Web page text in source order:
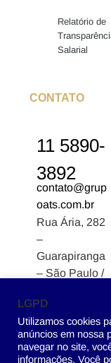
Relatório de
Salarial
CONTATO
11 5890-
3892
contato@grup
oats.com.br
Rua Ária, 282
–
Guarapiranga
– São Paulo /
04902-170
LGPD
Utilizamos cookies
anúncios em nossa
navegar no site,
informações. Você